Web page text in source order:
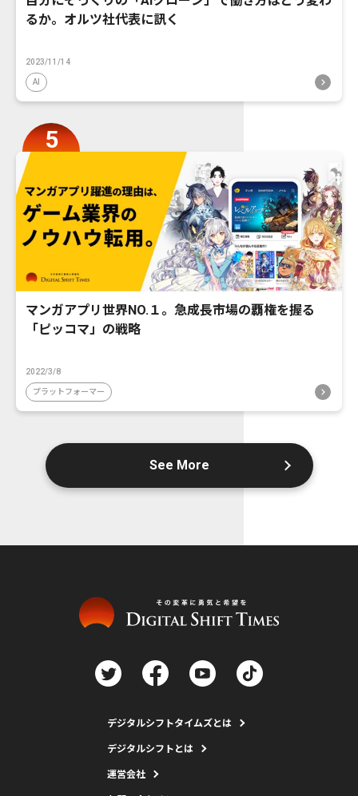
るか。オルツ社代表に訊く
2023/11/14
AI
マンガアプリ世界NO.１。急成長市場の覇権を握る
「ピッコマ」の戦略
2022/3/8
プラットフォーマー
See More
デジタルシフトタイムズとは
デジタルシフトとは
運営会社